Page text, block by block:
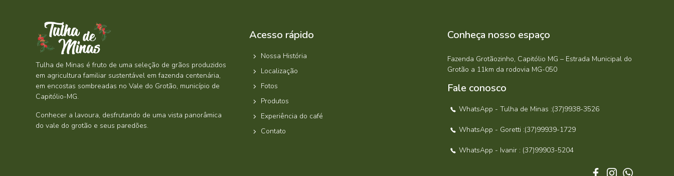
Tulha de Minas é fruto de uma seleção de grãos produzidos
em agricultura familiar sustentável em fazenda centenária,
em encostas sombreadas no Vale do Grotão, município de
Capitólio-MG.
Conhecer a lavoura, desfrutando de uma vista panorâmica
do vale do grotão e seus paredões.
Acesso rápido
Nossa História
Localização
Fotos
Produtos
Experiência do café
Contato
Conheça nosso espaço
Fazenda Grotãozinho, Capitólio MG – Estrada Municipal do
Grotão a 11km da rodovia MG-050
Fale conosco
WhatsApp - Tulha de Minas :(37)9938-3526
WhatsApp - Goretti :(37)99939-1729
WhatsApp - Ivanir : (37)99903-5204